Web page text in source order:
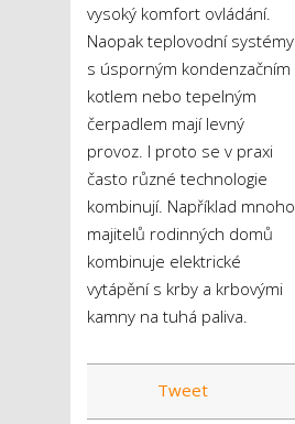
vysoký komfort ovládání.
Naopak teplovodní systémy
s úsporným kondenzačním
kotlem nebo tepelným
čerpadlem mají levný
provoz. I proto se v praxi
často různé technologie
kombinují. Například mnoho
majitelů rodinných domů
kombinuje elektrické
vytápění s krby a krbovými
kamny na tuhá paliva.
Tweet